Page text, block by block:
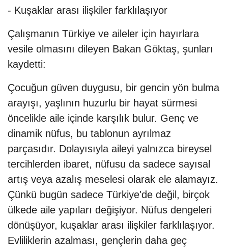
- Kuşaklar arası ilişkiler farklılaşıyor
Çalışmanın Türkiye ve aileler için hayırlara
vesile olmasını dileyen Bakan Göktaş, şunları
kaydetti:
Çocuğun güven duygusu, bir gencin yön bulma
arayışı, yaşlının huzurlu bir hayat sürmesi
öncelikle aile içinde karşılık bulur. Genç ve
dinamik nüfus, bu tablonun ayrılmaz
parçasıdır. Dolayısıyla aileyi yalnızca bireysel
tercihlerden ibaret, nüfusu da sadece sayısal
artış veya azalış meselesi olarak ele alamayız.
Çünkü bugün sadece Türkiye'de değil, birçok
ülkede aile yapıları değişiyor. Nüfus dengeleri
dönüşüyor, kuşaklar arası ilişkiler farklılaşıyor.
Evliliklerin azalması, gençlerin daha geç